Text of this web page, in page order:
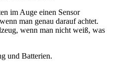
im Auge einen Sensor
man genau darauf achtet.
wenn man nicht weiß, was
und Batterien.